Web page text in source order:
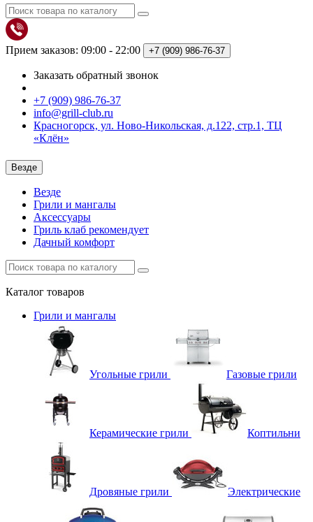
Прием заказов: 09:00 - 22:00 +7 (909) 986-76-37
Заказать обратный звонок
+7 (909) 986-76-37
info@grill-club.ru
Красногорск, ул. Ново-Никольская, д.122, стр.1, ТЦ
«Клён»
Везде
Везде
Грили и мангалы
Аксессуары
Гриль клаб рекомендует
Дачный комфорт
Каталог товаров
Грили и мангалы
Угольные грили Газовые грили
Керамические грили Коптильни
Дровяные грили Электрические